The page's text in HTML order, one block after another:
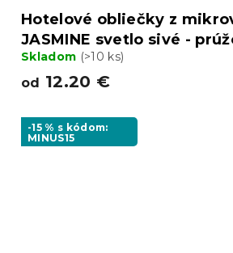
Hotelové obliečky z
JASMINE svetlo sivé -
Skladom (>10 ks)
od 12.20 €
-15 % s kódom:
MINUS15